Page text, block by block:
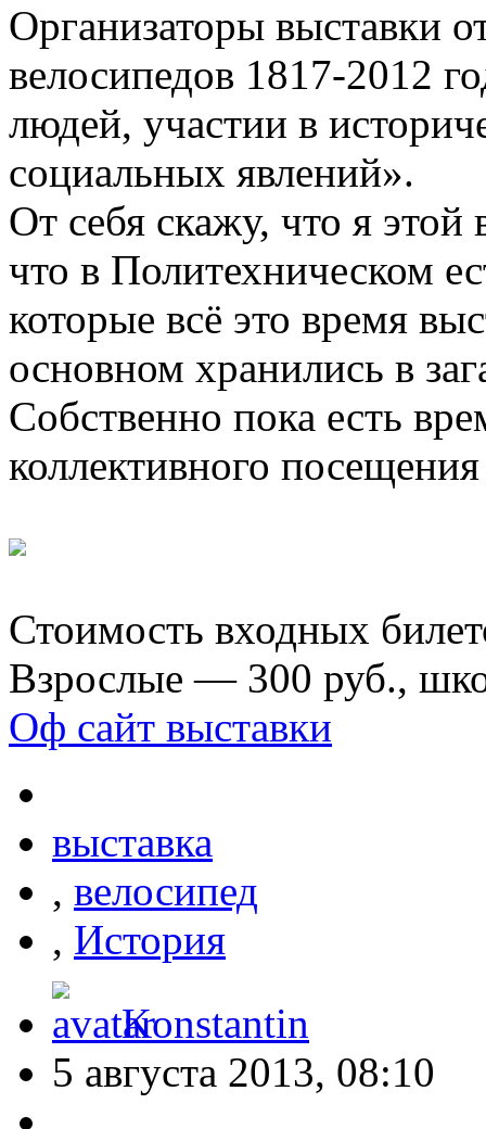
Организаторы выставки
велосипедов 1817-2012
людей, участии в
социальных явлений».
От себя скажу, что я
что в Политехническом
которые всё это время
основном хранились в
Собственно пока есть
коллективного
Стоимость входных
Взрослые — 300 руб.,
Оф сайт выставки
выставка
, велосипед
, История
Konstantin
5 августа 2013, 08:10